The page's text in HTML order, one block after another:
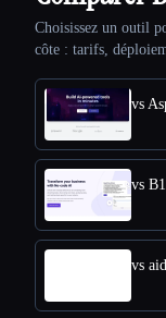
Choisissez un outil
côte : tarifs,
vs
vs